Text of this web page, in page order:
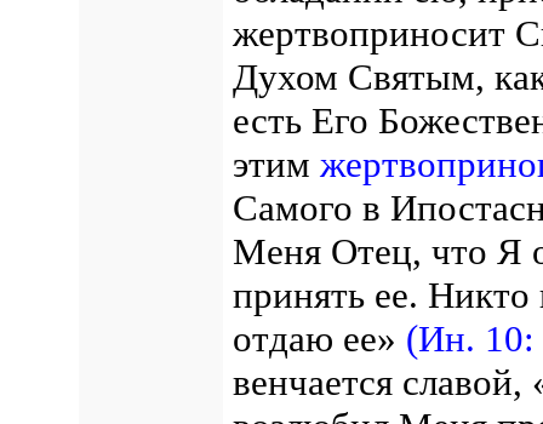
жертвоприносит
Духом Святым,
есть Его
этим
Самого в
Меня Отец, что Я
принять ее.
отдаю ее» (Ин. 10:
венчается